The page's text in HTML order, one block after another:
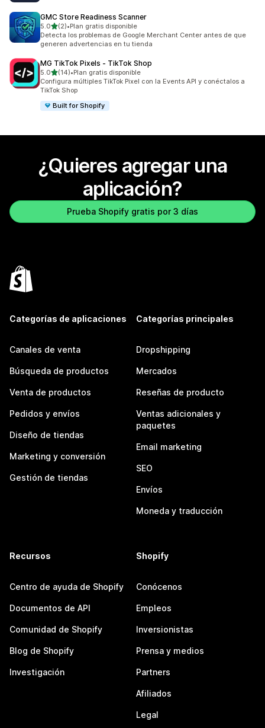
GMC Store Readiness Scanner
5.0de 5 estrellas
(2)
2 reseñas en total
•Plan gratis disponible
Detecta los problemas de Google Merchant Center antes de que
generen advertencias en tu tienda
MG TikTok Pixels ‑ TikTok Shop
5.0de 5 estrellas
(14)
14 reseñas en total
•Plan gratis disponible
Configura múltiples TikTok Pixel con la Events API y conéctalos a
TikTok Shop
Built for Shopify
¿Quieres agregar una
aplicación?
Prueba Shopify gratis por 3 días
Categorías de aplicaciones
Canales de venta
Búsqueda de productos
Venta de productos
Pedidos y envíos
Diseño de tiendas
Marketing y conversión
Gestión de tiendas
Categorías principales
Dropshipping
Mercados
Reseñas de producto
Ventas adicionales y
paquetes
Email marketing
SEO
Envíos
Moneda y traducción
Recursos
Centro de ayuda de Shopify
Documentos de API
Comunidad de Shopify
Blog de Shopify
Investigación
Shopify
Conócenos
Empleos
Inversionistas
Prensa y medios
Partners
Afiliados
Legal